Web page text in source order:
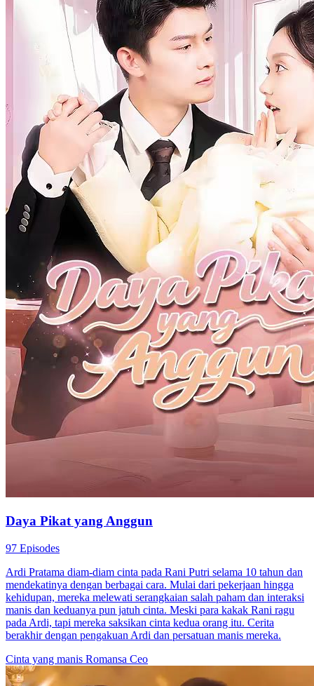
Daya Pikat yang Anggun
97 Episodes
Ardi Pratama diam-diam cinta pada Rani Putri selama 10 tahun dan
mendekatinya dengan berbagai cara. Mulai dari pekerjaan hingga
kehidupan, mereka melewati serangkaian salah paham dan interaksi
manis dan keduanya pun jatuh cinta. Meski para kakak Rani ragu
pada Ardi, tapi mereka saksikan cinta kedua orang itu. Cerita
berakhir dengan pengakuan Ardi dan persatuan manis mereka.
Cinta yang manis Romansa Ceo